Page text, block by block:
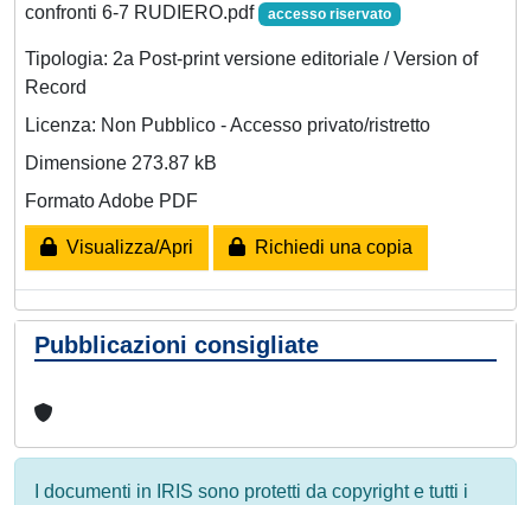
confronti 6-7 RUDIERO.pdf accesso riservato
Tipologia: 2a Post-print versione editoriale / Version of
Record
Licenza: Non Pubblico - Accesso privato/ristretto
Dimensione 273.87 kB
Formato Adobe PDF
Visualizza/Apri Richiedi una copia
Pubblicazioni consigliate
I documenti in IRIS sono protetti da copyright e tutti i